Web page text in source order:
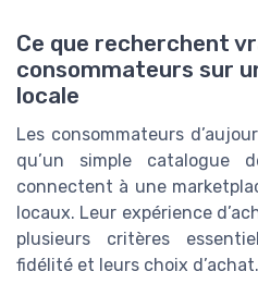
Ce que recherchent
consommateurs sur
locale
Les consommateurs
qu’un simple catalogue
connectent à une
locaux. Leur expérience
plusieurs critères
fidélité et leurs choix d’achat.